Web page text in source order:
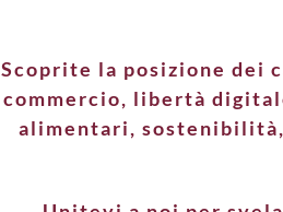
Scoprite la posizione dei
commercio, libertà
alimentari,